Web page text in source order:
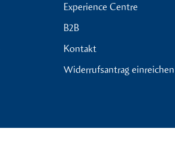
Experience Centre
B2B
Kontakt
Widerrufsantrag einreichen